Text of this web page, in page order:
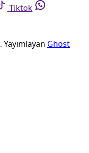
Tiktok
. Yayımlayan Ghost